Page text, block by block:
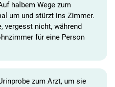
halbem Wege zum
um und stürzt ins Zimmer.
vergesst nicht, während
für eine Person
zum Arzt, um sie